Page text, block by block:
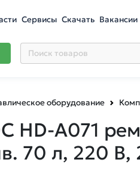
Сервисы Скачать Вакансии
оборудование
HD-A071
70 л, 220 В,